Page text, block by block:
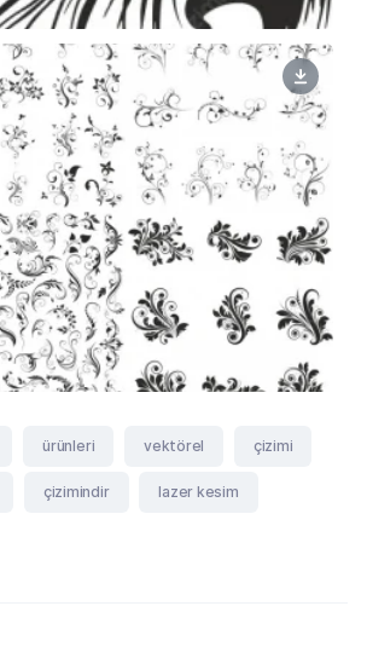
ürünleri vektörel çizimi
çizimindir lazer kesim